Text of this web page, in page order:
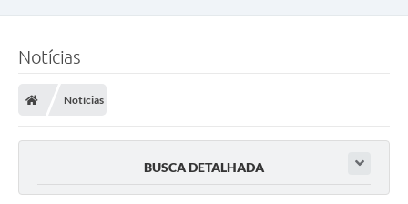
Notícias
Notícias
BUSCA DETALHADA